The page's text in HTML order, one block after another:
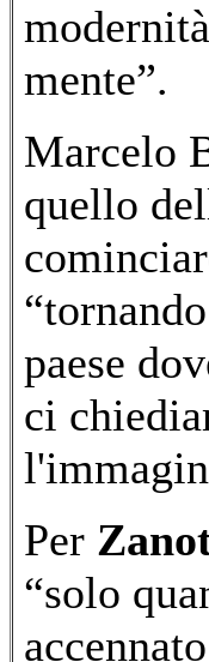
mente”.
Marcelo
quello
paese
ci
Per
“solo